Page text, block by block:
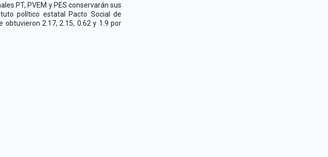
PT, PVEM y PES conservarán sus
político estatal Pacto Social de
obtuvieron 2.17, 2.15, 0.62 y 1.9 por